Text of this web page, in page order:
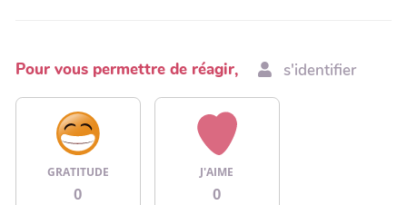
Pour vous permettre de réagir, s'identifier
GRATITUDE
0
J'AIME
0